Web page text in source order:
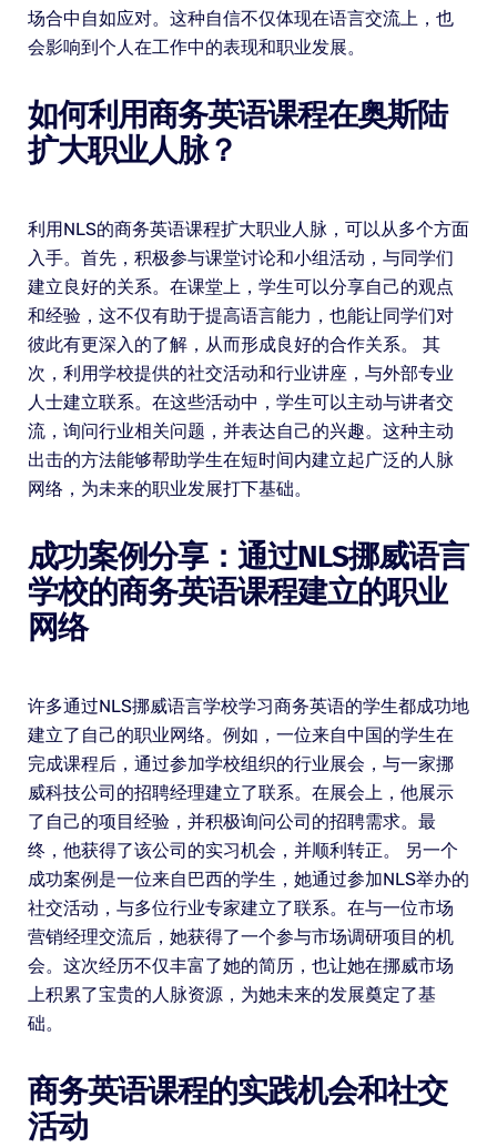
场合中自如应对。这种自信不仅体现在语言交流上，也
会影响到个人在工作中的表现和职业发展。
如何利用商务英语课程在奥斯陆
扩大职业人脉？
利用NLS的商务英语课程扩大职业人脉，可以从多个方面
入手。首先，积极参与课堂讨论和小组活动，与同学们
建立良好的关系。在课堂上，学生可以分享自己的观点
和经验，这不仅有助于提高语言能力，也能让同学们对
彼此有更深入的了解，从而形成良好的合作关系。 其
次，利用学校提供的社交活动和行业讲座，与外部专业
人士建立联系。在这些活动中，学生可以主动与讲者交
流，询问行业相关问题，并表达自己的兴趣。这种主动
出击的方法能够帮助学生在短时间内建立起广泛的人脉
网络，为未来的职业发展打下基础。
成功案例分享：通过NLS挪威语言
学校的商务英语课程建立的职业
网络
许多通过NLS挪威语言学校学习商务英语的学生都成功地
建立了自己的职业网络。例如，一位来自中国的学生在
完成课程后，通过参加学校组织的行业展会，与一家挪
威科技公司的招聘经理建立了联系。在展会上，他展示
了自己的项目经验，并积极询问公司的招聘需求。最
终，他获得了该公司的实习机会，并顺利转正。 另一个
成功案例是一位来自巴西的学生，她通过参加NLS举办的
社交活动，与多位行业专家建立了联系。在与一位市场
营销经理交流后，她获得了一个参与市场调研项目的机
会。这次经历不仅丰富了她的简历，也让她在挪威市场
上积累了宝贵的人脉资源，为她未来的发展奠定了基
础。
商务英语课程的实践机会和社交
活动